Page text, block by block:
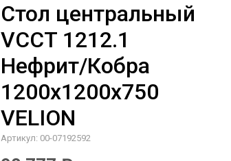
Стол центральный
VCCT 1212.1
Нефрит/Кобра
1200х1200х750
VELION
Артикул: 00-07192592